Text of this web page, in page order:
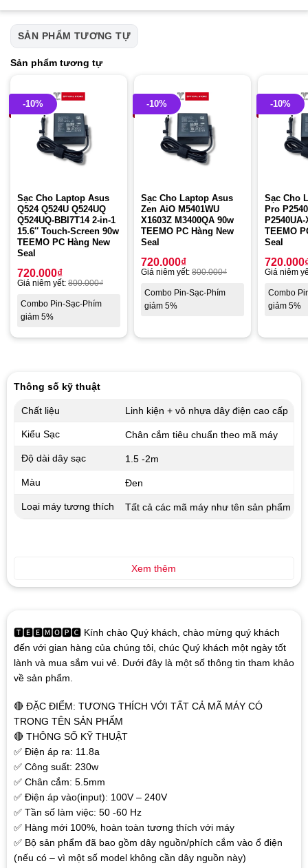
SẢN PHẨM TƯƠNG TỰ
Sản phẩm tương tự
-10%
Sạc Cho Laptop Asus
Q524 Q524U Q524UQ
Q524UQ-BBI7T14 2-in-1
15.6″ Touch-Screen 90w
TEEMO PC Hàng New
Seal
720.000₫
Giá niêm yết: 800.000₫
Combo Pin-Sạc-Phím
giảm 5%
-10%
Sạc Cho Laptop Asus
Zen AiO M5401WU
X1603Z M3400QA 90w
TEEMO PC Hàng New
Seal
720.000₫
Giá niêm yết: 800.000₫
Combo Pin-Sạc-Phím
giảm 5%
-10%
Sạc Cho
Pro
TEEMO
Seal
720.000
Giá niêm
Combo
giảm 5%
🆃🅴🅴🅼🅾🅿🅲 Kính chào Quý khách, chào mừng quý khách
đến với gian hàng của chúng tôi, chúc Quý khách một ngày tốt
lành và mua sắm vui vẻ. Dưới đây là một số thông tin tham khảo
về sản phẩm.
🔴 ĐẶC ĐIỂM: TƯƠNG THÍCH VỚI TẤT CẢ MÃ MÁY CÓ
TRONG TÊN SẢN PHẨM
🔴 THÔNG SỐ KỸ THUẬT
✅ Điện áp ra: 11.8a
✅ Công suất: 230w
✅ Chân cắm: 5.5mm
✅ Điện áp vào(input): 100V – 240V
✅ Tần số làm việc: 50 -60 Hz
✅ Hàng mới 100%, hoàn toàn tương thích với máy
✅ Bộ sản phẩm đã bao gồm dây nguồn/phích cắm vào ổ điện
(nếu có – vì một số model không cần dây nguồn này)
Thông số kỹ thuật
Chất liệu Linh kiện + vỏ nhựa dây điện cao cấp
Kiểu Sạc Chân cắm tiêu chuẩn theo mã máy
Độ dài dây sạc 1.5 -2m
Màu Đen
Loại máy tương thích Tất cả các mã máy như tên sản phẩm
Xem thêm